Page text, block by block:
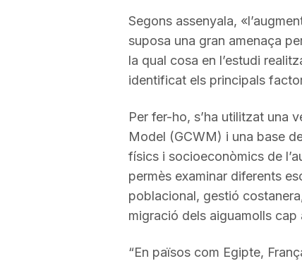
Segons assenyala,
suposa una gran amenaça
la qual cosa en l’estudi
identificat els principals
Per fer-ho, s’ha utilitzat una
Model (GCWM) i una base
físics i socioeconòmics de
permès examinar diferents
poblacional, gestió
migració dels aiguamolls cap
“En països com Egipte,